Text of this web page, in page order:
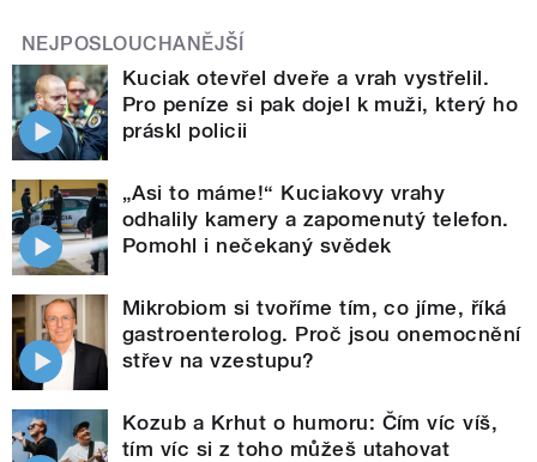
NEJPOSLOUCHANĚJŠÍ
Kuciak otevřel dveře a vrah vystřelil.
Pro peníze si pak dojel k muži, který ho
práskl policii
„Asi to máme!“ Kuciakovy vrahy
odhalily kamery a zapomenutý telefon.
Pomohl i nečekaný svědek
Mikrobiom si tvoříme tím, co jíme, říká
gastroenterolog. Proč jsou onemocnění
střev na vzestupu?
Kozub a Krhut o humoru: Čím víc víš,
tím víc si z toho můžeš utahovat